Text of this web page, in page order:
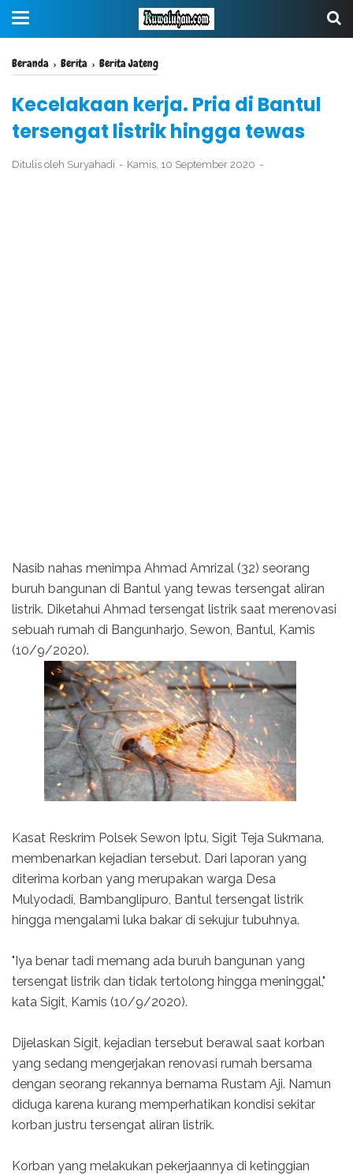
Beranda › Berita › Berita Jateng
Kecelakaan kerja. Pria di Bantul
tersengat listrik hingga tewas
Ditulis oleh Suryahadi Kamis, 10 September 2020
Nasib nahas menimpa Ahmad Amrizal (32) seorang
buruh bangunan di Bantul yang tewas tersengat aliran
listrik. Diketahui Ahmad tersengat listrik saat merenovasi
sebuah rumah di Bangunharjo, Sewon, Bantul, Kamis
(10/9/2020).
Kasat Reskrim Polsek Sewon Iptu, Sigit Teja Sukmana,
membenarkan kejadian tersebut. Dari laporan yang
diterima korban yang merupakan warga Desa
Mulyodadi, Bambanglipuro, Bantul tersengat listrik
hingga mengalami luka bakar di sekujur tubuhnya.
"Iya benar tadi memang ada buruh bangunan yang
tersengat listrik dan tidak tertolong hingga meninggal,"
kata Sigit, Kamis (10/9/2020).
Dijelaskan Sigit, kejadian tersebut berawal saat korban
yang sedang mengerjakan renovasi rumah bersama
dengan seorang rekannya bernama Rustam Aji. Namun
diduga karena kurang memperhatikan kondisi sekitar
korban justru tersengat aliran listrik.
Korban yang melakukan pekerjaannya di ketinggian